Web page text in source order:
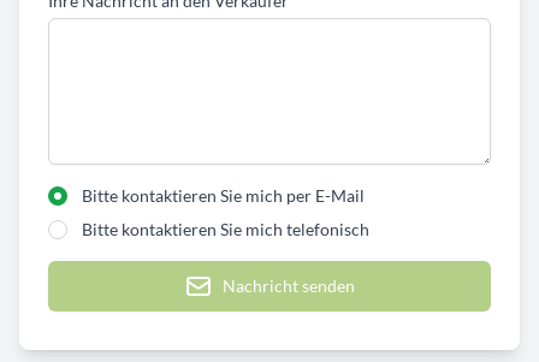
Bitte kontaktieren Sie mich per E-Mail
Bitte kontaktieren Sie mich telefonisch
Nachricht senden